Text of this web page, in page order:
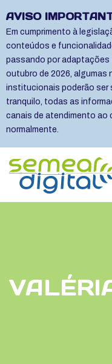
AVISO
Em cumprimento à
conteúdos e
passando por adaptações
outubro de 2026,
institucionais poderão ser
tranquilo, todas as
canais de atendimento ao
normalmente.